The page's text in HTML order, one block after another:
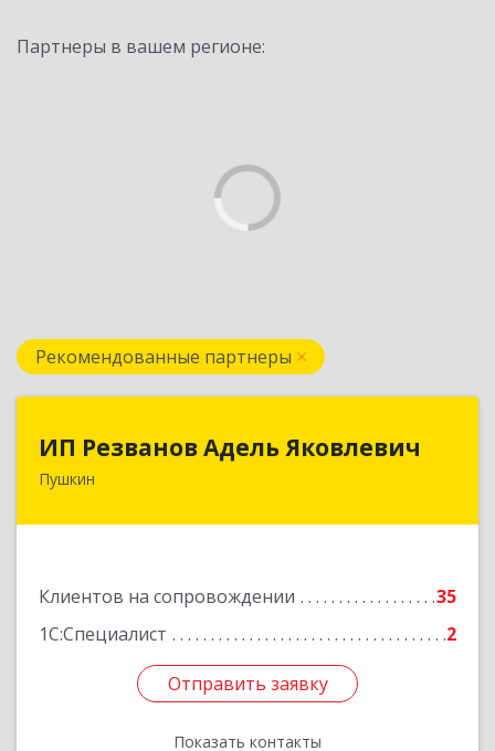
Партнеры в вашем регионе:
Рекомендованные партнеры
ИП Резванов Адель Яковлевич
Пушкин
Клиентов на сопровождении
35
1С:Специалист
2
Отправить заявку
Показать контакты
196602, Санкт-Петербург г, Пушкин г, Красной
Отправить заявку
Назад